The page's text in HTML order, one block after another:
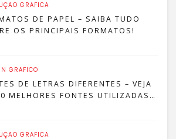
GRÁFICA
DE PAPEL – SAIBA TUDO
OS PRINCIPAIS FORMATOS!
GRÁFICO
DE LETRAS DIFERENTES – VEJA
MELHORES FONTES UTILIZADAS
GRÁFICA